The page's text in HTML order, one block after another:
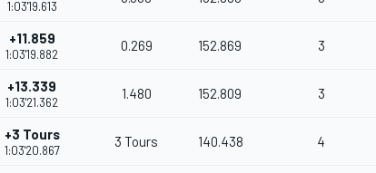
1:03'19.613
+11.859
1:03'19.882
0.269 152.869 3
+13.339
1:03'21.362
1.480 152.809 3
+3 Tours
1:03'20.867
3 Tours 140.438 4